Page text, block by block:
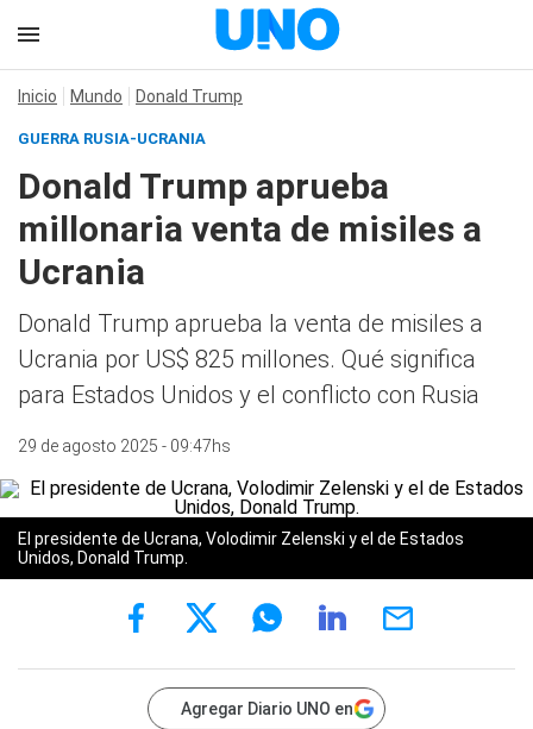
Inicio Mundo Donald Trump
GUERRA RUSIA-UCRANIA
Donald Trump aprueba
millonaria venta de misiles a
Ucrania
Donald Trump aprueba la venta de misiles a
Ucrania por US$ 825 millones. Qué significa
para Estados Unidos y el conflicto con Rusia
29 de agosto 2025 - 09:47hs
El presidente de Ucrana, Volodimir Zelenski y el de Estados
Unidos, Donald Trump.
Agregar Diario UNO en